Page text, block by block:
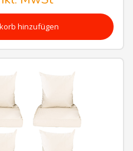
hinzufügen